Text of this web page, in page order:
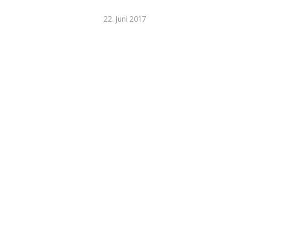
22. Juni 2017